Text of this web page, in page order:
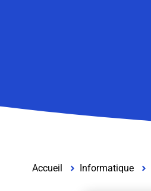
Accueil Informatique